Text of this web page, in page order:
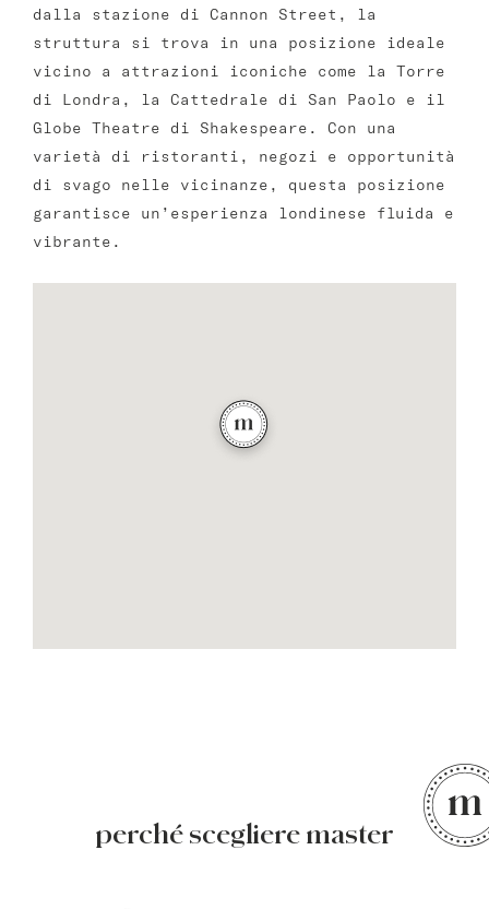
dalla stazione di Cannon Street, la
struttura si trova in una posizione ideale
vicino a attrazioni iconiche come la Torre
di Londra, la Cattedrale di San Paolo e il
Globe Theatre di Shakespeare. Con una
varietà di ristoranti, negozi e opportunità
di svago nelle vicinanze, questa posizione
garantisce un’esperienza londinese fluida e
vibrante.
perché scegliere master